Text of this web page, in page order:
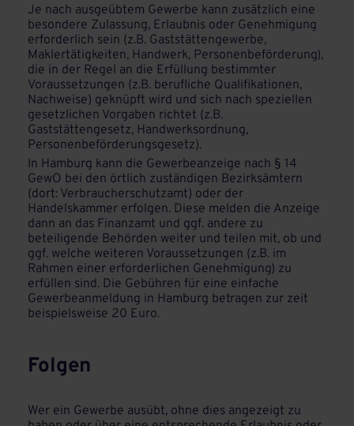
Je nach ausgeübtem Gewerbe kann zusätzlich eine
besondere Zulassung, Erlaubnis oder Genehmigung
erforderlich sein (z.B. Gaststättengewerbe,
Maklertätigkeiten, Handwerk, Personenbeförderung),
die in der Regel an die Erfüllung bestimmter
Voraussetzungen (z.B. berufliche Qualifikationen,
Nachweise) geknüpft wird und sich nach speziellen
gesetzlichen Vorgaben richtet (z.B.
Gaststättengesetz, Handwerksordnung,
Personenbeförderungsgesetz).
In Hamburg kann die Gewerbeanzeige nach § 14
GewO bei den örtlich zuständigen Bezirksämtern
(dort: Verbraucherschutzamt) oder der
Handelskammer erfolgen. Diese melden die Anzeige
dann an das Finanzamt und ggf. andere zu
beteiligende Behörden weiter und teilen mit, ob und
ggf. welche weiteren Voraussetzungen (z.B. im
Rahmen einer erforderlichen Genehmigung) zu
erfüllen sind. Die Gebühren für eine einfache
Gewerbeanmeldung in Hamburg betragen zur zeit
beispielsweise 20 Euro.
Folgen
Wer ein Gewerbe ausübt, ohne dies angezeigt zu